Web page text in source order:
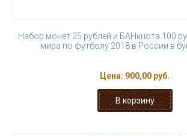
Набор монет 25 рублей и БАНкнота 100
мира по футболу 2018 в России в
Цена: 900,00 руб.